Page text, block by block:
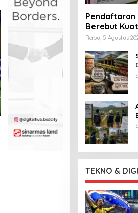
Pendaftaran
Berebut
Rabu, 5 Agustus
TEKNO &